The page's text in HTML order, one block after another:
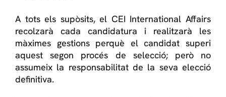
A tots els supòsits, el CEI International Affairs
recolzarà cada candidatura i realitzarà les
màximes gestions perquè el candidat superi
aquest segon procés de selecció; però no
assumeix la responsabilitat de la seva elecció
definitiva.